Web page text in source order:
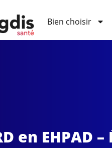
Bien choisir
en